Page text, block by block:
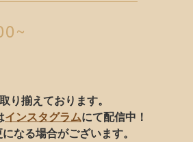
り揃えております。
インスタグラムにて配信中！
なる場合がございます。